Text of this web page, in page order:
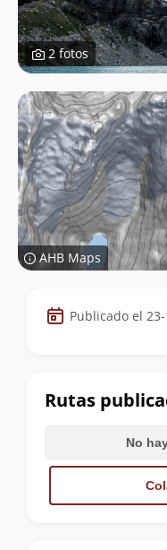
2 fotos
AHB Maps
Datos
de
cumbre
Publicado el 23-
Rutas
No